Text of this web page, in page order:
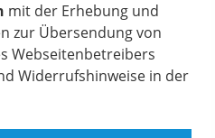
mit der Erhebung und
zur Übersendung von
Webseitenbetreibers
Widerrufshinweise in der